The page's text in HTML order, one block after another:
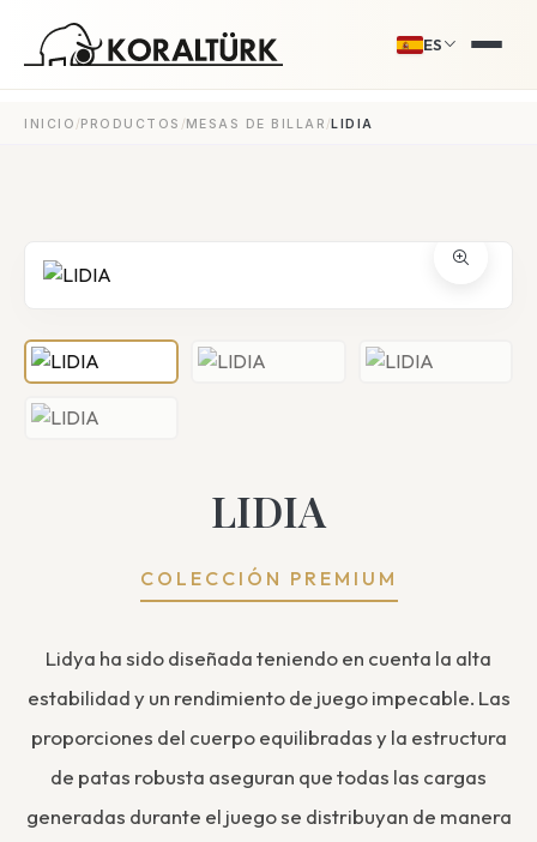
ES
INICIO /PRODUCTOS /MESAS DE BILLAR /LIDIA
LIDIA
COLECCIÓN PREMIUM
Lidya ha sido diseñada teniendo en cuenta la alta
estabilidad y un rendimiento de juego impecable. Las
proporciones del cuerpo equilibradas y la estructura
de patas robusta aseguran que todas las cargas
generadas durante el juego se distribuyan de manera